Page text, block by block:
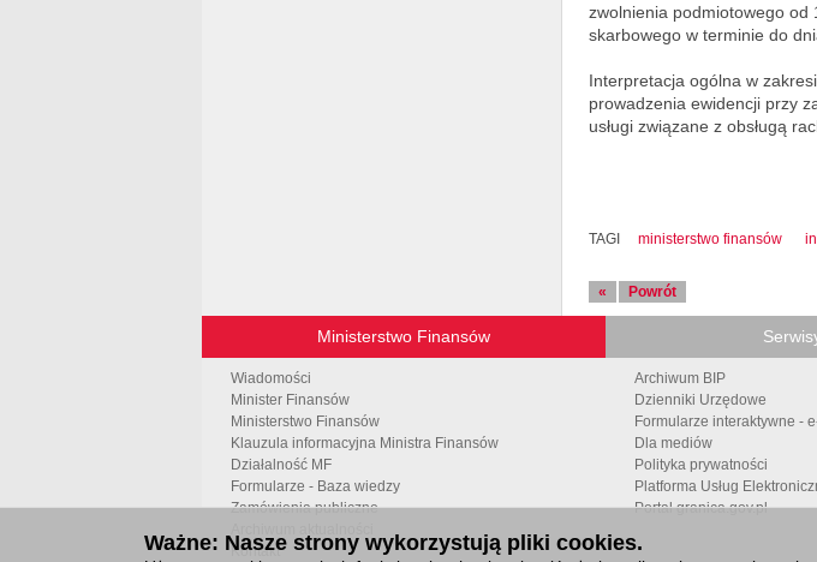
zwolnienia podmiotowego od
skarbowego w terminie do
Interpretacja ogólna w
prowadzenia ewidencji przy
usługi związane z obsługą
TAGI ministerstwo finansów
« Powrót
Ministerstwo Finansów
Wiadomości
Minister Finansów
Ministerstwo Finansów
Klauzula informacyjna Ministra Finansów
Działalność MF
Formularze - Baza wiedzy
Zamówienia publiczne
Kontakt
Archiwum BIP
Dzienniki Urzędowe
Formularze interaktywne -
Dla mediów
Polityka prywatności
Platforma Usług
Portal granica.gov.pl
Ważne: Nasze strony wykorzystują pliki cookies.